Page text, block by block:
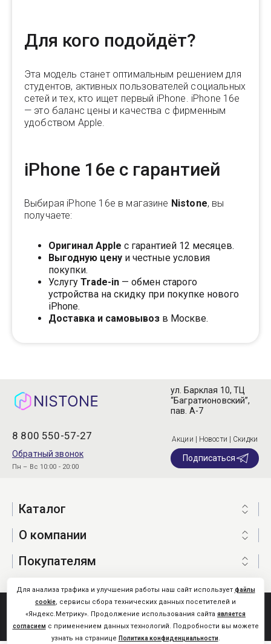
Для кого подойдёт?
Эта модель станет оптимальным решением для
студентов, активных пользователей социальных
сетей и тех, кто ищет первый iPhone. iPhone 16e
— это баланс цены и качества с фирменным
удобством Apple.
iPhone 16e с гарантией
Выбирая iPhone 16e в магазине Nistone, вы
получаете:
Оригинал Apple с гарантией 12 месяцев.
Выгодную цену и честные условия
покупки.
Услугу Trade-in — обмен старого
устройства на скидку при покупке нового
iPhone.
Доставка и самовывоз в Москве.
8 800 550-57-27
Обратный звонок
Пн – Вс 10:00 - 20:00
ул. Барклая 10, ТЦ
“Багратионовский”,
пав. А-7
Акции | Новости | Скидки
Подписаться
Каталог
О компании
Покупателям
Nistone.Ru © 2026
Карта сайта
Для анализа трафика и улучшения работы наш сайт использует файлы
cookie, сервисы сбора технических данных посетителей и
«Яндекс.Метрику». Продолжение использования сайта является
согласием с применением данных технологий. Подробности вы можете
узнать на странице Политика конфиденциальности.